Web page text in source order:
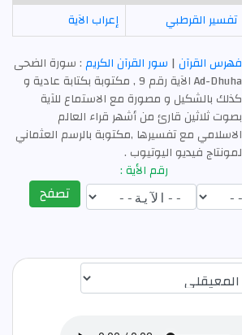
تفسير القرطبي إعراب الآية
فهرس القرآن | سور القرآن الكريم: سورة الضحى
Ad-Dhuha الآية رقم 9 , مكتوبة بكتابة عادية و
كذلك بالشكيل و مصورة مع الاستماع للآية
بصوت ثلاثين قارئ من أشهر قراء العالم
الاسلامي مع تفسيرها ,مكتوبة بالرسم العثماني
لمونتاج فيديو اليوتيوب .
رقم الأية :
تصفح
اختيار قارئ الآية